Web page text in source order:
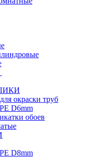
окраски труб
D6mm
обоев
D8mm